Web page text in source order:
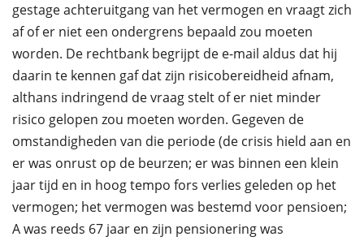
gestage achteruitgang van het vermogen en vraagt zich
af of er niet een ondergrens bepaald zou moeten
worden. De rechtbank begrijpt de e-mail aldus dat hij
daarin te kennen gaf dat zijn risicobereidheid afnam,
althans indringend de vraag stelt of er niet minder
risico gelopen zou moeten worden. Gegeven de
omstandigheden van die periode (de crisis hield aan en
er was onrust op de beurzen; er was binnen een klein
jaar tijd en in hoog tempo fors verlies geleden op het
vermogen; het vermogen was bestemd voor pensioen;
A was reeds 67 jaar en zijn pensionering was